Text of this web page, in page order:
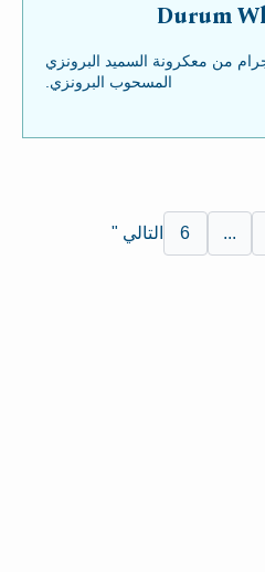
Durum
الشعير - عبوة 500 جرام من معكرونة السميد البرونزي
المسحوب البرونزي.
...
6 التالي "